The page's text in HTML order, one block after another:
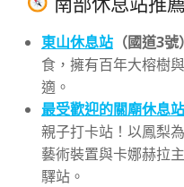
東山休息站 （國道3號）
食，擁有百年大榕樹
適。
最受歡迎的關廟休息站
親子打卡站！以鳳梨
藝術裝置與卡娜赫拉
驛站。